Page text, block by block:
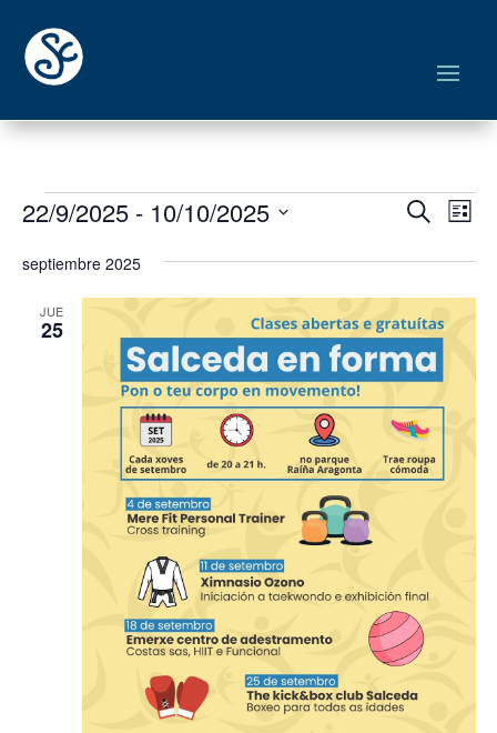
Eventos
y
vistas
de
Buscar
de
Lista
22/9/2025 - 10/10/2025
fecha.
septiembre 2025
JUE
25